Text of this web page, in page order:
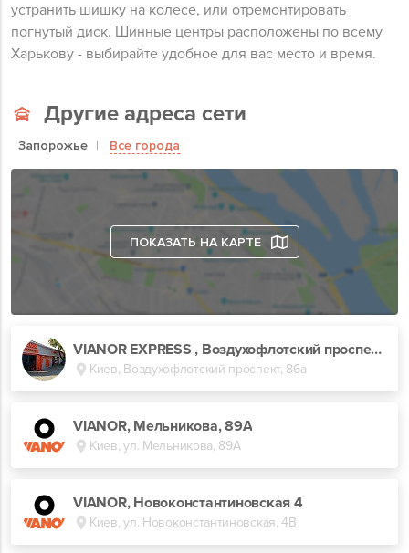
устранить шишку на колесе, или отремонтировать
погнутый диск. Шинные центры расположены по всему
Харькову - выбирайте удобное для вас место и время.
Другие адреса сети
Запорожье Все города
ПОКАЗАТЬ НА КАРТЕ
VIANOR EXPRESS , Воздухофлотский проспект, 86а
Киев, Воздухофлотский проспект, 86а
VIANOR, Мельникова, 89А
Киев, ул. Мельникова, 89А
VIANOR, Новоконстантиновская 4
Киев, ул. Новоконстантиновская, 4В